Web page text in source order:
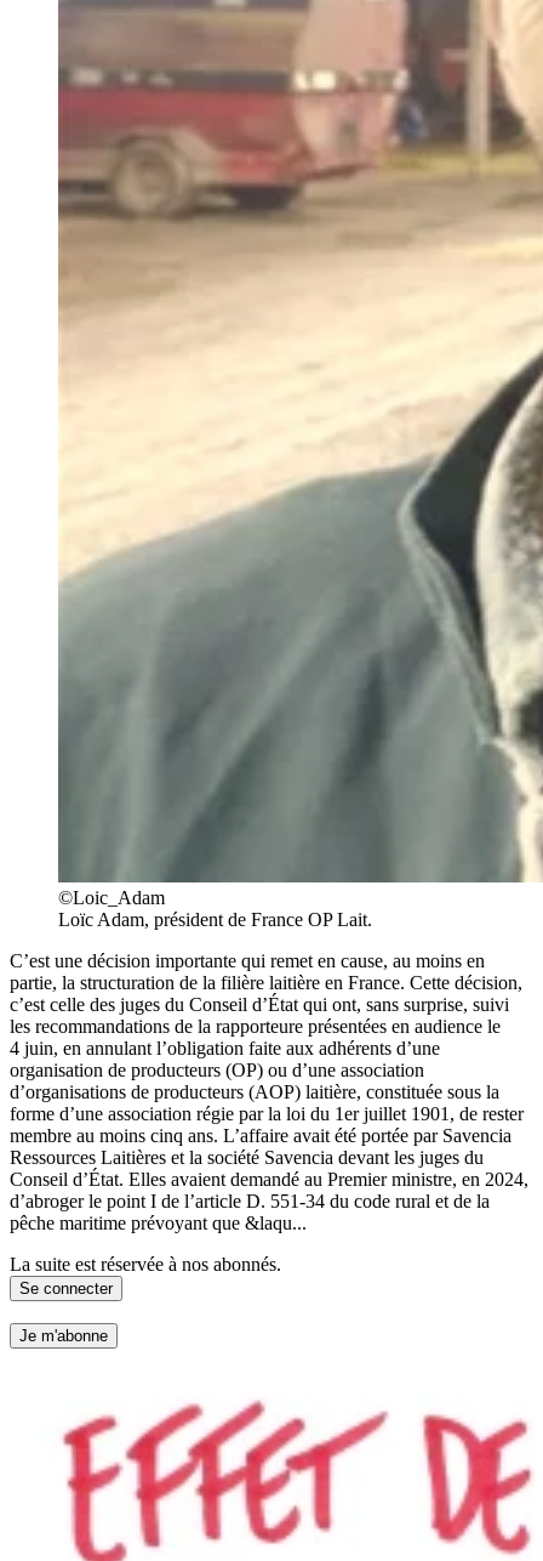
©Loic_Adam
Loïc Adam, président de France OP Lait.
C’est une décision importante qui remet en cause, au moins en
partie, la structuration de la filière laitière en France. Cette décision,
c’est celle des juges du Conseil d’État qui ont, sans surprise, suivi
les recommandations de la rapporteure présentées en audience le
4 juin, en annulant l’obligation faite aux adhérents d’une
organisation de producteurs (OP) ou d’une association
d’organisations de producteurs (AOP) laitière, constituée sous la
forme d’une association régie par la loi du 1er juillet 1901, de rester
membre au moins cinq ans. L’affaire avait été portée par Savencia
Ressources Laitières et la société Savencia devant les juges du
Conseil d’État. Elles avaient demandé au Premier ministre, en 2024,
d’abroger le point I de l’article D. 551-34 du code rural et de la
pêche maritime prévoyant que &laqu...
La suite est réservée à nos abonnés.
Se connecter
Je m'abonne